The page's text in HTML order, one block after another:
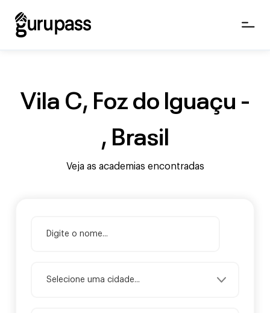
Vila C, Foz do Iguaçu -
, Brasil
Veja as academias encontradas